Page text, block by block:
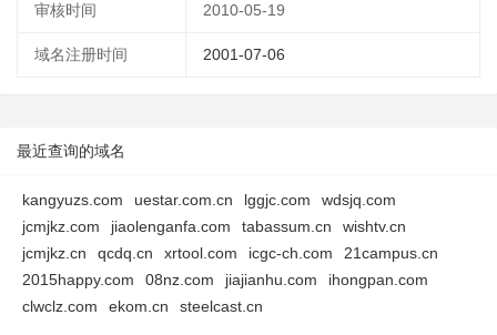
审核时间 2010-05-19
域名注册时间 2001-07-06
最近查询的域名
kangyuzs.com uestar.com.cn lggjc.com
wdsjq.com
jcmjkz.com
jiaolenganfa.com tabassum.cn
wishtv.cn
jcmjkz.cn
qcdq.cn xrtool.com icgc-ch.com
21campus.cn
2015happy.com
08nz.com jiajianhu.com
ihongpan.com
clwclz.com
ekom.cn steelcast.cn